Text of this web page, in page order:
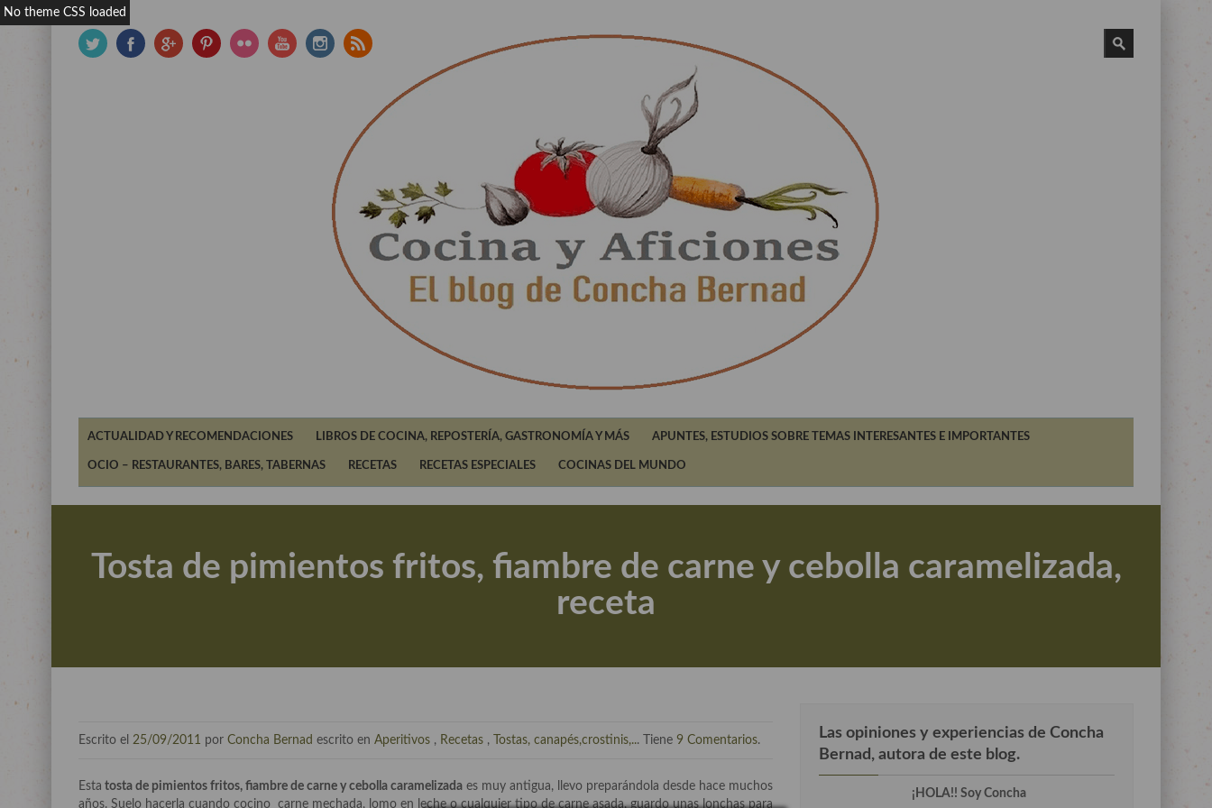
ACTUALIDAD Y RECOMENDACIONES LIBROS DE COCINA, REPOSTERÍA, GASTRONOMÍA Y MÁS APUNTES, ESTUDIOS SOBRE TEMAS INTERESANTES E IMPORTANTES
OCIO – RESTAURANTES, BARES, TABERNAS RECETAS RECETAS ESPECIALES COCINAS DEL MUNDO
Tosta de pimientos fritos, fiambre de carne y cebolla caramelizada,
receta
Escrito el 25/09/2011 por Concha Bernad escrito en Aperitivos , Recetas , Tostas, canapés,crostinis,... Tiene 9 Comentarios.
Esta tosta de pimientos fritos, fiambre de carne y cebolla caramelizada es muy antigua, llevo preparándola desde hace muchos
años. Suelo hacerla cuando cocino carne mechada, lomo en leche o cualquier tipo de carne asada, guardo unas lonchas para
Las opiniones y experiencias de Concha
Bernad, autora de este blog.
¡HOLA!! Soy Concha
No theme CSS loaded